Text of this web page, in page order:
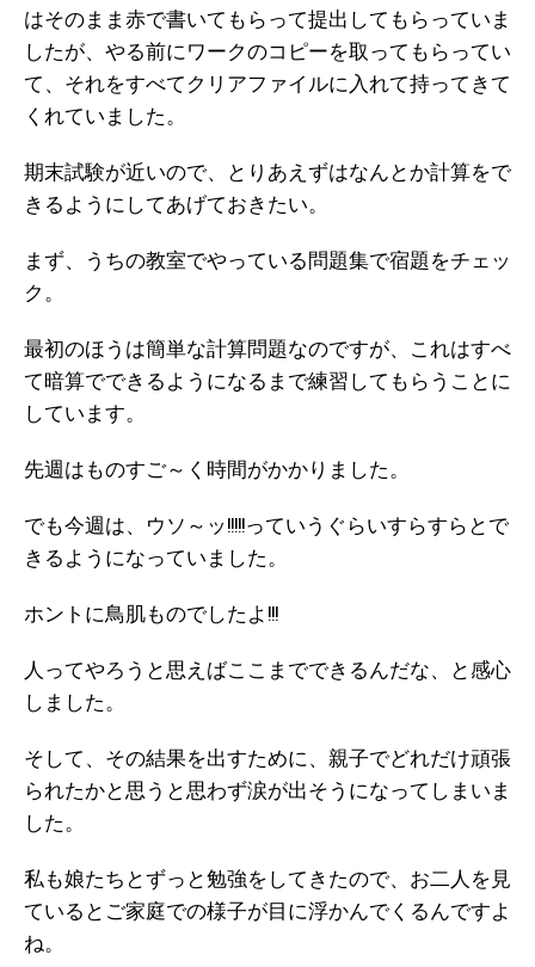
はそのまま赤で書いてもらって提出してもらっていま
したが、やる前にワークのコピーを取ってもらってい
て、それをすべてクリアファイルに入れて持ってきて
くれていました。
期末試験が近いので、とりあえずはなんとか計算をで
きるようにしてあげておきたい。
まず、うちの教室でやっている問題集で宿題をチェッ
ク。
最初のほうは簡単な計算問題なのですが、これはすべ
て暗算でできるようになるまで練習してもらうことに
しています。
先週はものすご～く時間がかかりました。
でも今週は、ウソ～ッ!!!!!っていうぐらいすらすらとで
きるようになっていました。
ホントに鳥肌ものでしたよ!!!
人ってやろうと思えばここまでできるんだな、と感心
しました。
そして、その結果を出すために、親子でどれだけ頑張
られたかと思うと思わず涙が出そうになってしまいま
した。
私も娘たちとずっと勉強をしてきたので、お二人を見
ているとご家庭での様子が目に浮かんでくるんですよ
ね。